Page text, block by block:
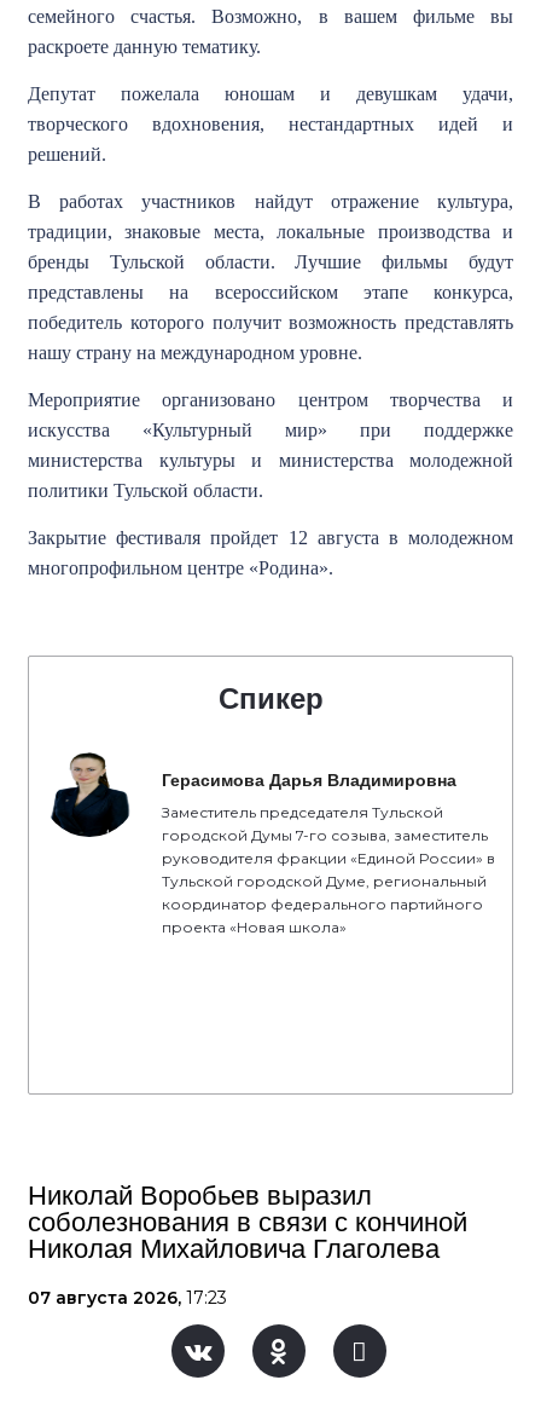
семейного счастья. Возможно, в вашем фильме вы
раскроете данную тематику.
Депутат пожелала юношам и девушкам удачи,
творческого вдохновения, нестандартных идей и
решений.
В работах участников найдут отражение культура,
традиции, знаковые места, локальные производства и
бренды Тульской области. Лучшие фильмы будут
представлены на всероссийском этапе конкурса,
победитель которого получит возможность представлять
нашу страну на международном уровне.
Мероприятие организовано центром творчества и
искусства «Культурный мир» при поддержке
министерства культуры и министерства молодежной
политики Тульской области.
Закрытие фестиваля пройдет 12 августа в молодежном
многопрофильном центре «Родина».
Спикер
Герасимова Дарья Владимировна
Заместитель председателя Тульской
городской Думы 7-го созыва, заместитель
руководителя фракции «Единой России» в
Тульской городской Думе, региональный
координатор федерального партийного
проекта «Новая школа»
Николай Воробьев выразил
соболезнования в связи с кончиной
Николая Михайловича Глаголева
07 августа 2026, 17:23